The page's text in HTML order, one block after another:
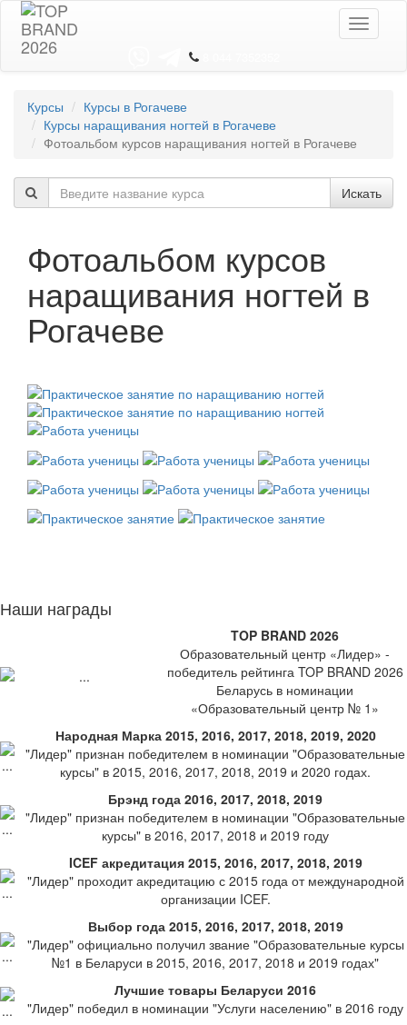
Toggle
Курсы
Курсы в Рогачеве
Курсы наращивания ногтей в Рогачеве
Фотоальбом курсов наращивания ногтей в Рогачеве
Искать
Фотоальбом курсов
наращивания ногтей в
Рогачеве
Наши награды
TOP BRAND 2026
Образовательный центр «Лидер» -
победитель рейтинга TOP BRAND 2026
Беларусь в номинации
«Образовательный центр № 1»
Народная Марка 2015, 2016, 2017, 2018, 2019, 2020
"Лидер" признан победителем в номинации "Образовательные
курсы" в 2015, 2016, 2017, 2018, 2019 и 2020 годах.
Брэнд года 2016, 2017, 2018, 2019
"Лидер" признан победителем в номинации "Образовательные
курсы" в 2016, 2017, 2018 и 2019 году
ICEF акредитация 2015, 2016, 2017, 2018, 2019
"Лидер" проходит акредитацию с 2015 года от международной
организации ICEF.
Выбор года 2015, 2016, 2017, 2018, 2019
"Лидер" официально получил звание "Образовательные курсы
№1 в Беларуси в 2015, 2016, 2017, 2018 и 2019 годах"
Лучшие товары Беларуси 2016
"Лидер" победил в номинации "Услуги населению" в 2016 году